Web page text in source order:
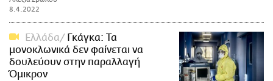
8.4.2022
Ελλάδα
Γκάγκα: Τα
μονοκλωνικά δεν φαίνεται να
δουλεύουν στην παραλλαγή
Όμικρον